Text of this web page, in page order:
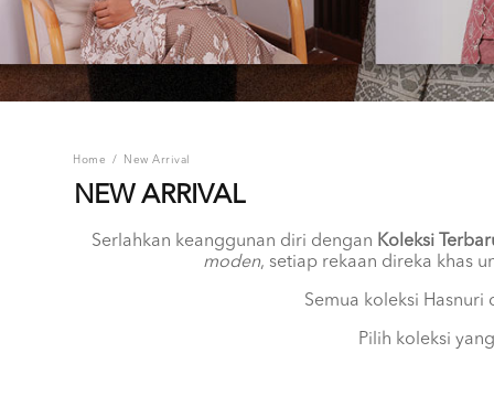
Home / New Arrival
NEW ARRIVAL
Serlahkan keanggunan diri dengan Koleksi
moden, setiap rekaan direka khas
Semua koleksi
Pilih koleksi